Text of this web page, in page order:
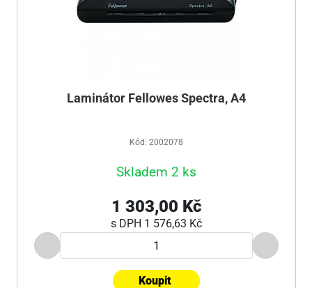
Laminátor Fellowes Spectra, A4
Kód: 2002078
Skladem 2 ks
1 303,00 Kč
s DPH 1 576,63 Kč
Koupit